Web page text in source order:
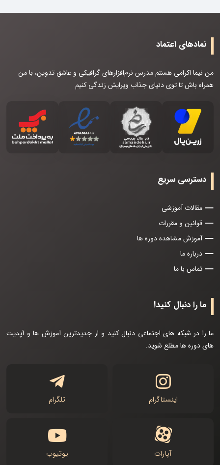
نمادهای اعتماد
من نیما اکرامی هستم مدرس نرم‌افزارهای گرافیکی و عاشق تدوین، با من
همراه باش تا توی دنیای جذاب ویرایش زندگی کنیم
دسترسی سریع
مقالات آموزشی
قوانین و مقررات
آموزش مشاهده دوره ها
درباره ما
تماس با ما
ما را دنبال کنید!
ما را در شبکه های اجتماعی دنبال کنید و از جدیدترین آموزش ها و آپدیت
های دوره ها مطلع شوید.
اینستاگرام تلگرام
آپارات یوتیوب